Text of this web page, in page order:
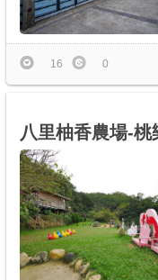
16 0
八里柚香農場-桃